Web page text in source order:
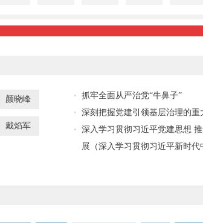
颜晓峰
戴焰军
抓牢全面从严治党“牛鼻子”
深刻把握党建引领基层治理的重
深入学习贯彻习近平党建思想
展（深入学习贯彻习近平新时代